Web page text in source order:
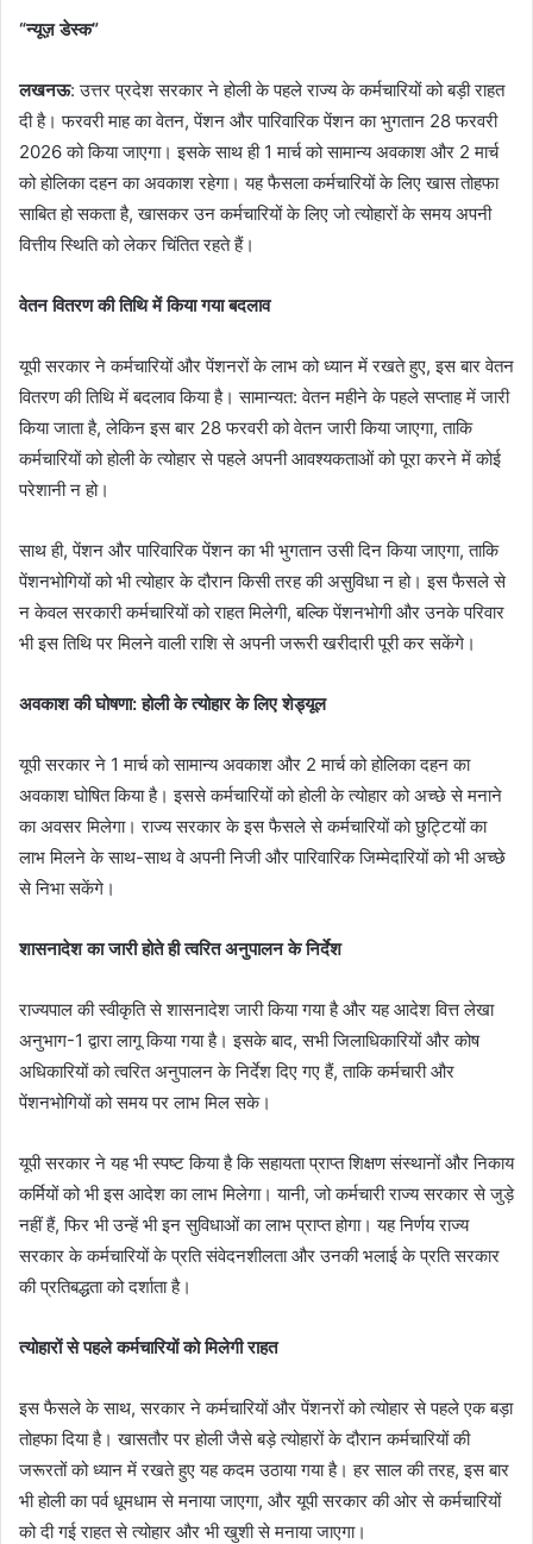
“न्यूज़ डेस्क”
लखनऊ: उत्तर प्रदेश सरकार ने होली के पहले राज्य के कर्मचारियों को बड़ी राहत
दी है। फरवरी माह का वेतन, पेंशन और पारिवारिक पेंशन का भुगतान 28 फरवरी
2026 को किया जाएगा। इसके साथ ही 1 मार्च को सामान्य अवकाश और 2 मार्च
को होलिका दहन का अवकाश रहेगा। यह फैसला कर्मचारियों के लिए खास तोहफा
साबित हो सकता है, खासकर उन कर्मचारियों के लिए जो त्योहारों के समय अपनी
वित्तीय स्थिति को लेकर चिंतित रहते हैं।
वेतन वितरण की तिथि में किया गया बदलाव
यूपी सरकार ने कर्मचारियों और पेंशनरों के लाभ को ध्यान में रखते हुए, इस बार वेतन
वितरण की तिथि में बदलाव किया है। सामान्यत: वेतन महीने के पहले सप्ताह में जारी
किया जाता है, लेकिन इस बार 28 फरवरी को वेतन जारी किया जाएगा, ताकि
कर्मचारियों को होली के त्योहार से पहले अपनी आवश्यकताओं को पूरा करने में कोई
परेशानी न हो।
साथ ही, पेंशन और पारिवारिक पेंशन का भी भुगतान उसी दिन किया जाएगा, ताकि
पेंशनभोगियों को भी त्योहार के दौरान किसी तरह की असुविधा न हो। इस फैसले से
न केवल सरकारी कर्मचारियों को राहत मिलेगी, बल्कि पेंशनभोगी और उनके परिवार
भी इस तिथि पर मिलने वाली राशि से अपनी जरूरी खरीदारी पूरी कर सकेंगे।
अवकाश की घोषणा: होली के त्योहार के लिए शेड्यूल
यूपी सरकार ने 1 मार्च को सामान्य अवकाश और 2 मार्च को होलिका दहन का
अवकाश घोषित किया है। इससे कर्मचारियों को होली के त्योहार को अच्छे से मनाने
का अवसर मिलेगा। राज्य सरकार के इस फैसले से कर्मचारियों को छुट्टियों का
लाभ मिलने के साथ-साथ वे अपनी निजी और पारिवारिक जिम्मेदारियों को भी अच्छे
से निभा सकेंगे।
शासनादेश का जारी होते ही त्वरित अनुपालन के निर्देश
राज्यपाल की स्वीकृति से शासनादेश जारी किया गया है और यह आदेश वित्त लेखा
अनुभाग-1 द्वारा लागू किया गया है। इसके बाद, सभी जिलाधिकारियों और कोष
अधिकारियों को त्वरित अनुपालन के निर्देश दिए गए हैं, ताकि कर्मचारी और
पेंशनभोगियों को समय पर लाभ मिल सके।
यूपी सरकार ने यह भी स्पष्ट किया है कि सहायता प्राप्त शिक्षण संस्थानों और निकाय
कर्मियों को भी इस आदेश का लाभ मिलेगा। यानी, जो कर्मचारी राज्य सरकार से जुड़े
नहीं हैं, फिर भी उन्हें भी इन सुविधाओं का लाभ प्राप्त होगा। यह निर्णय राज्य
सरकार के कर्मचारियों के प्रति संवेदनशीलता और उनकी भलाई के प्रति सरकार
की प्रतिबद्धता को दर्शाता है।
त्योहारों से पहले कर्मचारियों को मिलेगी राहत
इस फैसले के साथ, सरकार ने कर्मचारियों और पेंशनरों को त्योहार से पहले एक बड़ा
तोहफा दिया है। खासतौर पर होली जैसे बड़े त्योहारों के दौरान कर्मचारियों की
जरूरतों को ध्यान में रखते हुए यह कदम उठाया गया है। हर साल की तरह, इस बार
भी होली का पर्व धूमधाम से मनाया जाएगा, और यूपी सरकार की ओर से कर्मचारियों
को दी गई राहत से त्योहार और भी खुशी से मनाया जाएगा।